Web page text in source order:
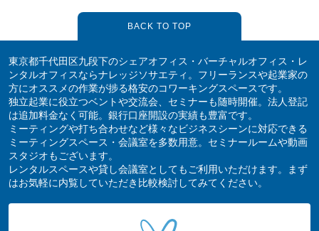
BACK TO TOP
東京都千代田区九段下のシェアオフィス・バーチャルオフィス・レ
ンタルオフィスならナレッジソサエティ。フリーランスや起業家の
方にオススメの作業が捗る格安のコワーキングスペースです。
独立起業に役立つベントや交流会、セミナーも随時開催。法人登記
は追加料金なく可能。銀行口座開設の実績も豊富です。
ミーティングや打ち合わせなど様々なビジネスシーンに対応できる
ミーティングスペース・会議室を多数用意。セミナールームや動画
スタジオもございます。
レンタルスペースや貸し会議室としてもご利用いただけます。まず
はお気軽に内覧していただき比較検討してみてください。